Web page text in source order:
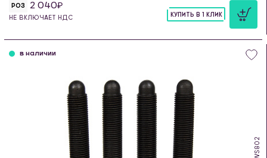
РОЗ 2 040
НЕ ВКЛЮЧАЕТ НДС
КУПИТЬ В 1 КЛИК
WS802
в наличии